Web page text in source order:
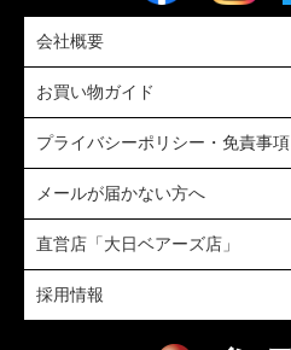
会社概要
お買い物ガイド
プライバシーポリシー・免責事項
メールが届かない方へ
直営店「大日ベアーズ店」
採用情報